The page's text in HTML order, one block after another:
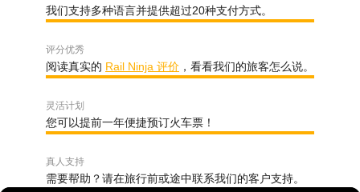
我们支持多种语言并提供超过20种支付方式。
评分优秀
阅读真实的 Rail Ninja 评价 ，看看我们的旅客怎么说。
灵活计划
您可以提前一年便捷预订火车票！
真人支持
需要帮助？请在旅行前或途中联系我们的客户支持。